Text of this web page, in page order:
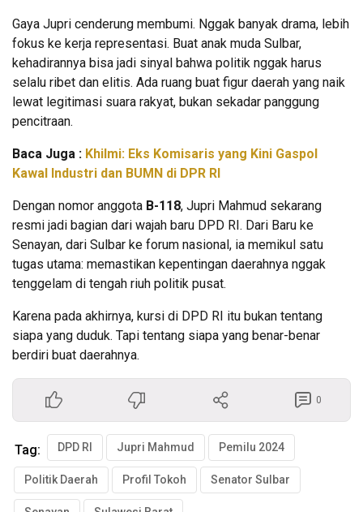
Gaya Jupri cenderung membumi. Nggak banyak drama, lebih
fokus ke kerja representasi. Buat anak muda Sulbar,
kehadirannya bisa jadi sinyal bahwa politik nggak harus
selalu ribet dan elitis. Ada ruang buat figur daerah yang naik
lewat legitimasi suara rakyat, bukan sekadar panggung
pencitraan.
Baca Juga : Khilmi: Eks Komisaris yang Kini Gaspol
Kawal Industri dan BUMN di DPR RI
Dengan nomor anggota B-118, Jupri Mahmud sekarang
resmi jadi bagian dari wajah baru DPD RI. Dari Baru ke
Senayan, dari Sulbar ke forum nasional, ia memikul satu
tugas utama: memastikan kepentingan daerahnya nggak
tenggelam di tengah riuh politik pusat.
Karena pada akhirnya, kursi di DPD RI itu bukan tentang
siapa yang duduk. Tapi tentang siapa yang benar-benar
berdiri buat daerahnya.
0
Tag: DPD RI Jupri Mahmud Pemilu 2024
Politik Daerah Profil Tokoh Senator Sulbar